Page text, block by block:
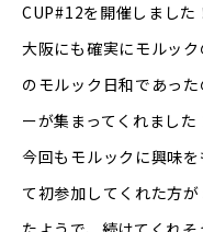
CUP#12を開催しました
大阪にも確実にモルッ
のモルック日和であっ
ーが集まってくれました
今回もモルックに興味
て初参加してくれた方